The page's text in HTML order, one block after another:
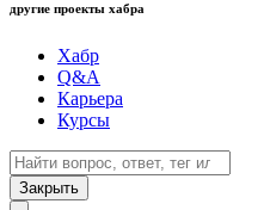
другие проекты хабра
Хабр
Q&A
Карьера
Курсы
Закрыть